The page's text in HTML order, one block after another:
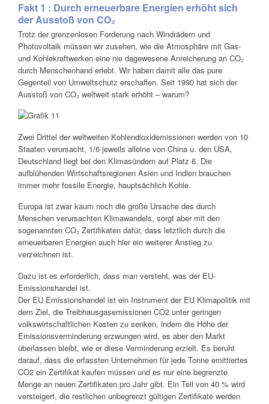
Fakt 1 : Durch erneuerbare Energien erhöht sich
der Ausstoß von CO₂
Trotz der grenzenlosen Forderung nach Windrädern und
Photovoltaik müssen wir zusehen, wie die Atmosphäre mit Gas-
und Kohlekraftwerken eine nie dagewesene Anreicherung an CO₂
durch Menschenhand erlebt. Wir haben damit alle das pure
Gegenteil von Umweltschutz erschaffen. Seit 1990 hat sich der
Ausstoß von CO₂ weltweit stark erhöht – warum?
Zwei Drittel der weltweiten Kohlendioxidemissionen werden von 10
Staaten verursacht, 1/6 jeweils alleine von China u. den USA,
Deutschland liegt bei den Klimasündern auf Platz 6. Die
aufblühenden Wirtschaftsregionen Asien und Indien brauchen
immer mehr fossile Energie, hauptsächlich Kohle.
Europa ist zwar kaum noch die große Ursache des durch
Menschen verursachten Klimawandels, sorgt aber mit den
sogenannten CO₂ Zertifikaten dafür, dass letztlich durch die
erneuerbaren Energien auch hier ein weiterer Anstieg zu
verzeichnen ist.
Dazu ist es erforderlich, dass man versteht, was der EU-
Emissionshandel ist.
Der EU Emissionshandel ist ein Instrument der EU Klimapolitik mit
dem Ziel, die Treibhausgasemissionen CO2 unter geringen
volkswirtschaftlichen Kosten zu senken, indem die Höhe der
Emissionsverminderung erzwungen wird, es aber den Markt
überlassen bleibt, wie er diese Verminderung erzielt. Es beruht
darauf, dass die erfassten Unternehmen für jede Tonne emittiertes
CO2 ein Zertifikat kaufen müssen und es nur eine begrenzte
Menge an neuen Zertifikaten pro Jahr gibt. Ein Teil von 40 % wird
versteigert, die restlichen unbegrenzt gültigen Zertifikate werden